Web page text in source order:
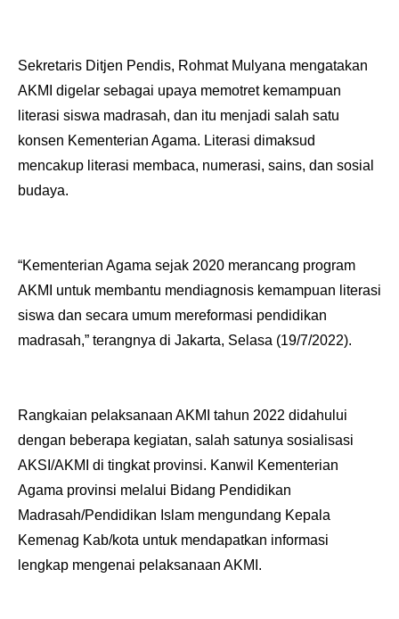
Sekretaris Ditjen Pendis, Rohmat Mulyana mengatakan
AKMI digelar sebagai upaya memotret kemampuan
literasi siswa madrasah, dan itu menjadi salah satu
konsen Kementerian Agama. Literasi dimaksud
mencakup literasi membaca, numerasi, sains, dan sosial
budaya.
“Kementerian Agama sejak 2020 merancang program
AKMI untuk membantu mendiagnosis kemampuan literasi
siswa dan secara umum mereformasi pendidikan
madrasah,” terangnya di Jakarta, Selasa (19/7/2022).
Rangkaian pelaksanaan AKMI tahun 2022 didahului
dengan beberapa kegiatan, salah satunya sosialisasi
AKSI/AKMI di tingkat provinsi. Kanwil Kementerian
Agama provinsi melalui Bidang Pendidikan
Madrasah/Pendidikan Islam mengundang Kepala
Kemenag Kab/kota untuk mendapatkan informasi
lengkap mengenai pelaksanaan AKMI.